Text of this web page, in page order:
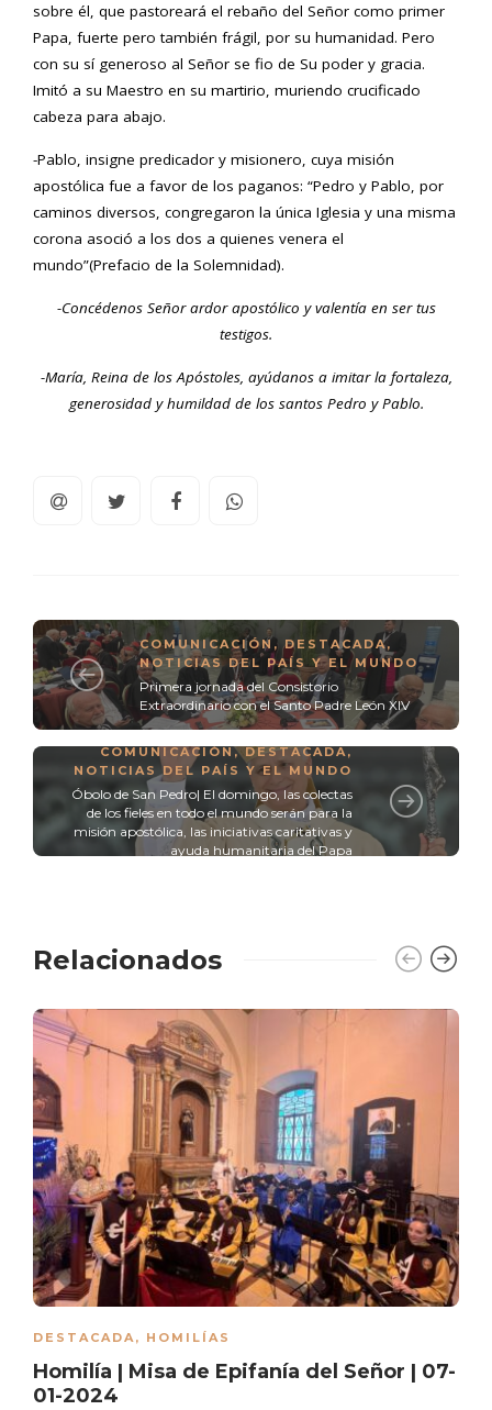
sobre él, que pastoreará el rebaño del Señor como primer
Papa, fuerte pero también frágil, por su humanidad. Pero
con su sí generoso al Señor se fio de Su poder y gracia.
Imitó a su Maestro en su martirio, muriendo crucificado
cabeza para abajo.
-Pablo, insigne predicador y misionero, cuya misión
apostólica fue a favor de los paganos: “Pedro y Pablo, por
caminos diversos, congregaron la única Iglesia y una misma
corona asoció a los dos a quienes venera el
mundo”(Prefacio de la Solemnidad).
-Concédenos Señor ardor apostólico y valentía en ser tus
testigos.
-María, Reina de los Apóstoles, ayúdanos a imitar la fortaleza,
generosidad y humildad de los santos Pedro y Pablo.
COMUNICACIÓN,DESTACADA,
NOTICIAS DEL PAÍS Y EL MUNDO
Primera jornada del Consistorio
Extraordinario con el Santo Padre León XIV
COMUNICACIÓN,DESTACADA,
NOTICIAS DEL PAÍS Y EL MUNDO
Óbolo de San Pedro| El domingo, las colectas
de los fieles en todo el mundo serán para la
misión apostólica, las iniciativas caritativas y
ayuda humanitaria del Papa
Relacionados
DESTACADA, HOMILÍAS
Homilía | Misa de Epifanía del Señor | 07-
01-2024